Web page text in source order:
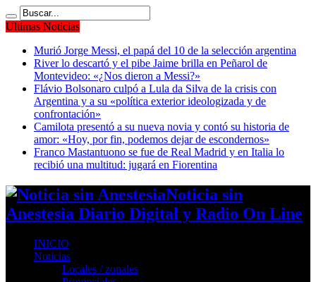
Ultimas Noticias
Murió Jorge Messi, el papá del 10 de la selección argentina
River lo descartó y el pibe Jaime brilla en Peñarol de
Montevideo: «¿Nos dieron a Messi?»
Flávio Bolsonaro culpó a Lula da Silva de la crisis con
Argentina y a su «política exterior ideologizada y de
confrontación»
Camilota presentó a su nueva novia y contó su historia de
amor: «Hoy, por fin, podemos dejar de escondernos»
Franco Mastantuono se fue de Real Madrid y en Italia lo
recibió una multitud: jugará en Fiorentina
Noticia sin
Anestesia Diario Digital y Radio On Line
INICIO
Noticias
Locales / zonales